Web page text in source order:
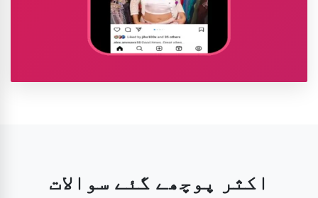
اکثر پوچھے گئے سوالات